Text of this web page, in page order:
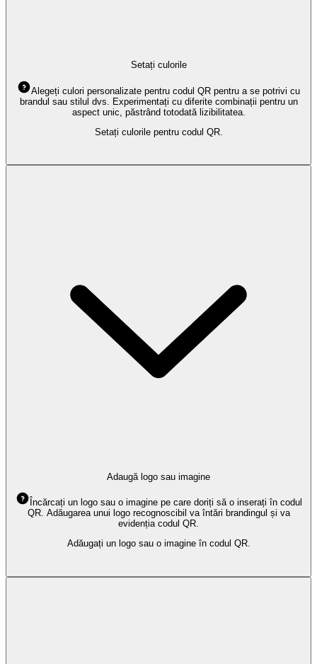
Setați culorile
Alegeți culori personalizate pentru codul QR pentru a se potrivi cu
brandul sau stilul dvs. Experimentați cu diferite combinații pentru un
aspect unic, păstrând totodată lizibilitatea.
Setați culorile pentru codul QR.
Adaugă logo sau imagine
Încărcați un logo sau o imagine pe care doriți să o inserați în codul
QR. Adăugarea unui logo recognoscibil va întări brandingul și va
evidenția codul QR.
Adăugați un logo sau o imagine în codul QR.